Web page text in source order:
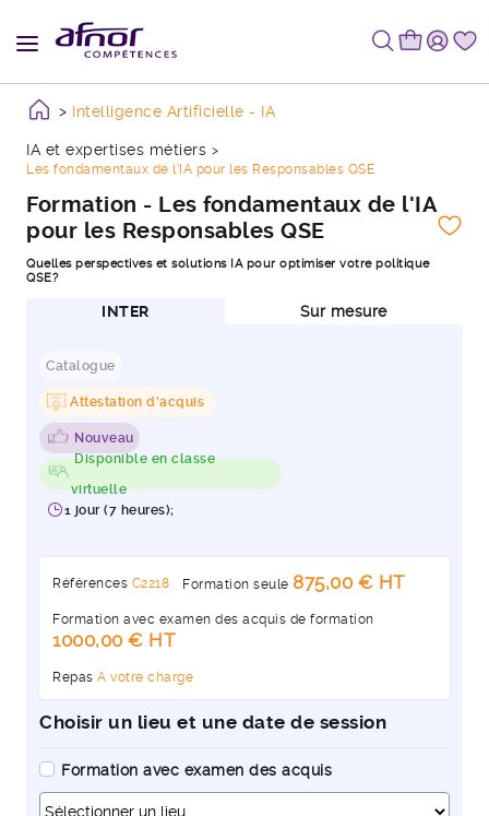
Intelligence Artificielle - IA
IA et expertises métiers
Les fondamentaux de l'IA pour les Responsables QSE
Formation - Les fondamentaux de l'IA
pour les Responsables QSE
Quelles perspectives et solutions IA pour optimiser votre politique
QSE?
INTER Sur mesure
Catalogue
Attestation d'acquis
Nouveau
Disponible en classe
virtuelle
1 jour (7 heures);
Références C2218 Formation seule 875,00 € HT
Formation avec examen des acquis de formation
1000,00 € HT
Repas A votre charge
Choisir un lieu et une date de session
Formation avec examen des acquis